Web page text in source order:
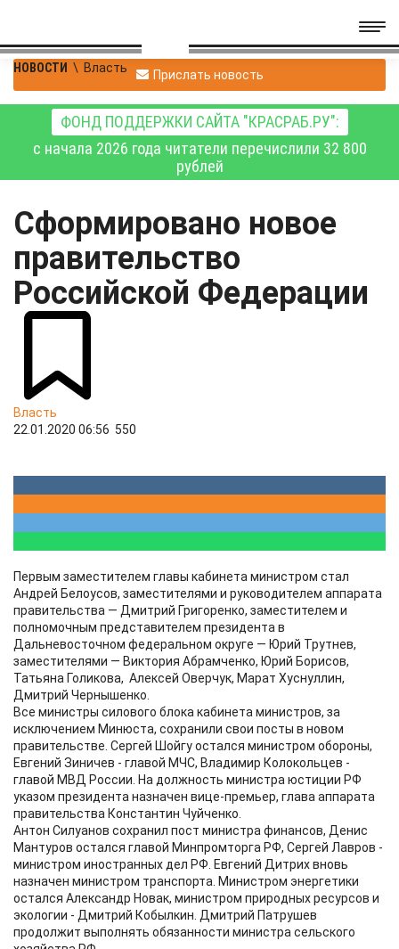
НОВОСТИ \ Власть Прислать новость
ФОНД ПОДДЕРЖКИ САЙТА "КРАСРАБ.РУ":
с начала 2026 года читатели перечислили 32 800
рублей
Сформировано новое
правительство
Российской Федерации
Власть
22.01.2020 06:56 550
Первым заместителем главы кабинета министром стал
Андрей Белоусов, заместителями и руководителем аппарата
правительства — Дмитрий Григоренко, заместителем и
полномочным представителем президента в
Дальневосточном федеральном округе — Юрий Трутнев,
заместителями — Виктория Абрамченко, Юрий Борисов,
Татьяна Голикова, Алексей Оверчук, Марат Хуснуллин,
Дмитрий Чернышенко.
Все министры силового блока кабинета министров, за
исключением Минюста, сохранили свои посты в новом
правительстве. Сергей Шойгу остался министром обороны,
Евгений Зиничев - главой МЧС, Владимир Колокольцев -
главой МВД России. На должность министра юстиции РФ
указом президента назначен вице-премьер, глава аппарата
правительства Константин Чуйченко.
Антон Силуанов сохранил пост министра финансов, Денис
Мантуров остался главой Минпромторга РФ, Сергей Лавров -
министром иностранных дел РФ. Евгений Дитрих вновь
назначен министром транспорта. Министром энергетики
остался Александр Новак, министром природных ресурсов и
экологии - Дмитрий Кобылкин. Дмитрий Патрушев
продолжит выполнять обязанности министра сельского